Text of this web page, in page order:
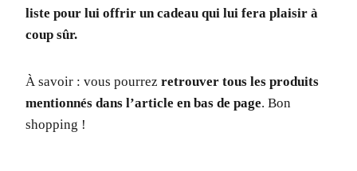
liste pour lui offrir un cadeau qui lui fera plaisir à
coup sûr.
À savoir : vous pourrez retrouver tous les produits
mentionnés dans l’article en bas de page. Bon
shopping !